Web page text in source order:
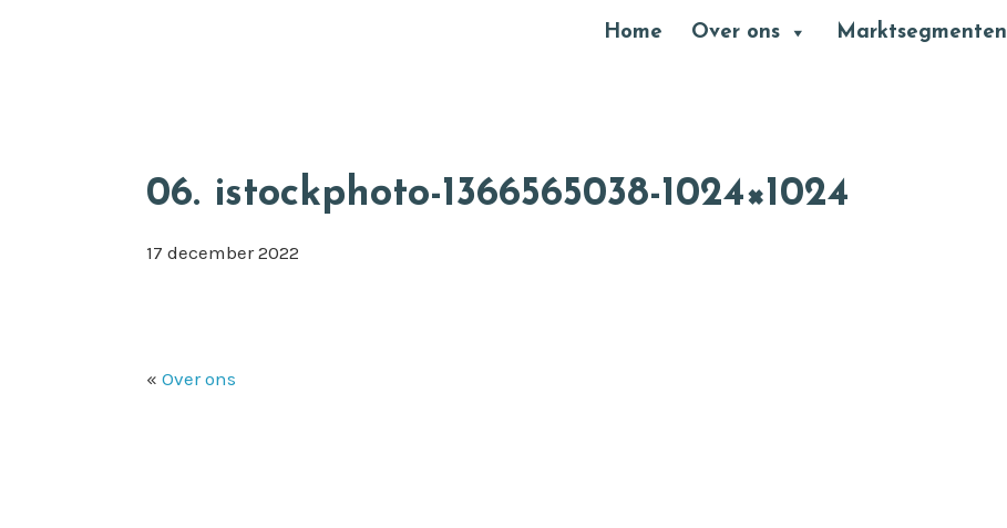
Header
Home Over ons Marktsegmenten
06. istockphoto-1366565038-1024×1024
17 december 2022
« Over ons